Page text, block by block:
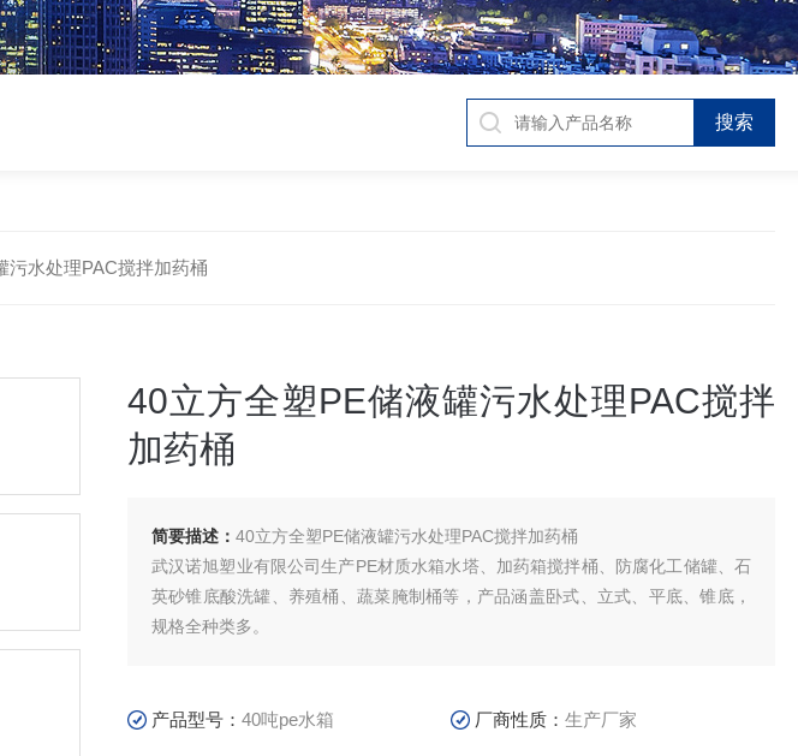
污水处理PAC搅拌加药桶
40立方全塑PE储液罐污水处理PAC搅拌
加药桶
简要描述： 40立方全塑PE储液罐污水处理PAC搅拌加药桶
武汉诺旭塑业有限公司生产PE材质水箱水塔、加药箱搅拌桶、防腐化工储罐、石
英砂锥底酸洗罐、养殖桶、蔬菜腌制桶等，产品涵盖卧式、立式、平底、锥底，
规格全种类多。
周转箱，环保卫生等多种行业中得到广泛应用。
产品型号： 40吨pe水箱 厂商性质：生产厂家